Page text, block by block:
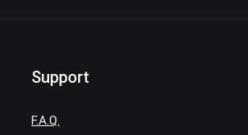
Support
F.A.Q.